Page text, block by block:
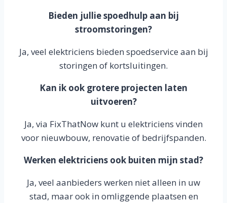
Bieden jullie spoedhulp aan bij
stroomstoringen?
Ja, veel elektriciens bieden spoedservice aan bij
storingen of kortsluitingen.
Kan ik ook grotere projecten laten
uitvoeren?
Ja, via FixThatNow kunt u elektriciens vinden
voor nieuwbouw, renovatie of bedrijfspanden.
Werken elektriciens ook buiten mijn stad?
Ja, veel aanbieders werken niet alleen in uw
stad, maar ook in omliggende plaatsen en